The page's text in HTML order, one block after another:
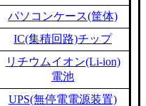
パソコンケース(筐体)
IC(集積回路)チップ
リチウムイオン(Li-ion)
電池
UPS(無停電電源装置)